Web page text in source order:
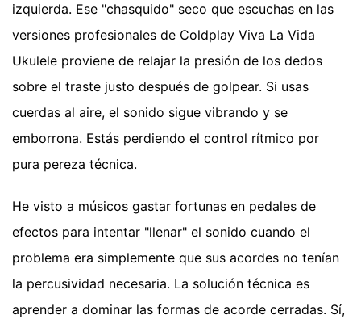
izquierda. Ese "chasquido" seco que escuchas en las
versiones profesionales de Coldplay Viva La Vida
Ukulele proviene de relajar la presión de los dedos
sobre el traste justo después de golpear. Si usas
cuerdas al aire, el sonido sigue vibrando y se
emborrona. Estás perdiendo el control rítmico por
pura pereza técnica.
He visto a músicos gastar fortunas en pedales de
efectos para intentar "llenar" el sonido cuando el
problema era simplemente que sus acordes no tenían
la percusividad necesaria. La solución técnica es
aprender a dominar las formas de acorde cerradas. Sí,